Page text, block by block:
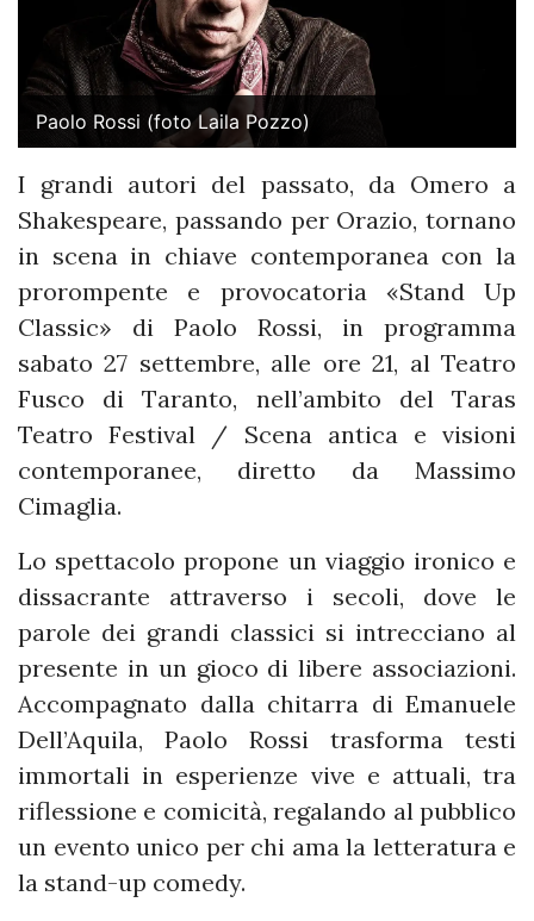
Paolo Rossi (foto Laila Pozzo)
I grandi autori del passato, da Omero a
Shakespeare, passando per Orazio, tornano
in scena in chiave contemporanea con la
prorompente e provocatoria «Stand Up
Classic» di Paolo Rossi, in programma
sabato 27 settembre, alle ore 21, al Teatro
Fusco di Taranto, nell’ambito del Taras
Teatro Festival / Scena antica e visioni
contemporanee, diretto da Massimo
Cimaglia.
Lo spettacolo propone un viaggio ironico e
dissacrante attraverso i secoli, dove le
parole dei grandi classici si intrecciano al
presente in un gioco di libere associazioni.
Accompagnato dalla chitarra di Emanuele
Dell’Aquila, Paolo Rossi trasforma testi
immortali in esperienze vive e attuali, tra
riflessione e comicità, regalando al pubblico
un evento unico per chi ama la letteratura e
la stand-up comedy.